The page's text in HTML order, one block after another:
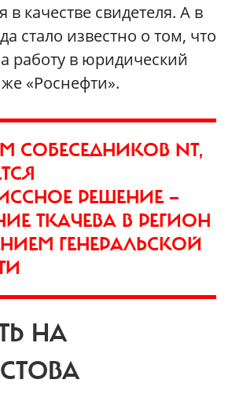
качестве свидетеля. А в
стало известно о том, что
работу в юридический
«Роснефти».
СОБЕСЕДНИКОВ NT,
РЕШЕНИЕ —
ТКАЧЕВА В РЕГИОН
ГЕНЕРАЛЬСКОЙ
НА